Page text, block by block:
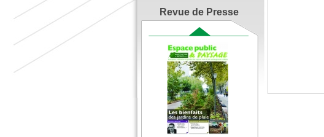
Revue de Presse